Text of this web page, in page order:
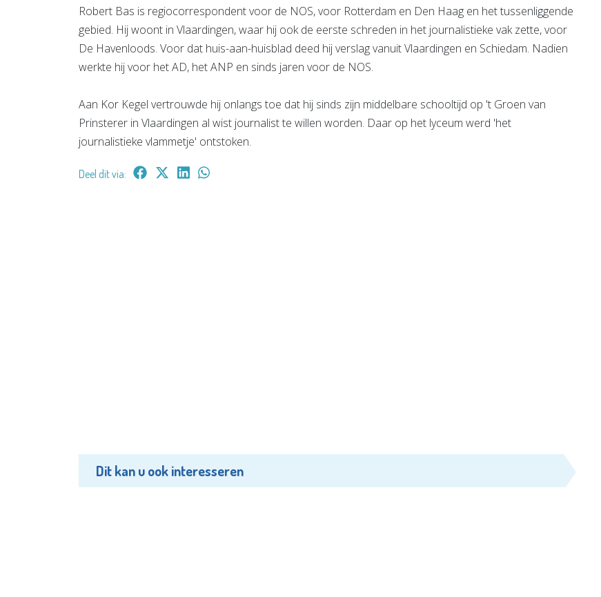
Robert Bas is regiocorrespondent voor de NOS, voor Rotterdam en Den Haag en het tussenliggende
gebied. Hij woont in Vlaardingen, waar hij ook de eerste schreden in het journalistieke vak zette, voor
De Havenloods. Voor dat huis-aan-huisblad deed hij verslag vanuit Vlaardingen en Schiedam. Nadien
werkte hij voor het AD, het ANP en sinds jaren voor de NOS.
Aan Kor Kegel vertrouwde hij onlangs toe dat hij sinds zijn middelbare schooltijd op 't Groen van
Prinsterer in Vlaardingen al wist journalist te willen worden. Daar op het lyceum werd 'het
journalistieke vlammetje' ontstoken.
Deel dit via:
Dit kan u ook interesseren